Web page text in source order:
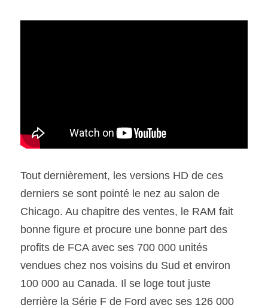
Tout dernièrement, les versions HD de ces
derniers se sont pointé le nez au salon de
Chicago. Au chapitre des ventes, le RAM fait
bonne figure et procure une bonne part des
profits de FCA avec ses 700 000 unités
vendues chez nos voisins du Sud et environ
100 000 au Canada. Il se loge tout juste
derrière la Série F de Ford avec ses 126 000